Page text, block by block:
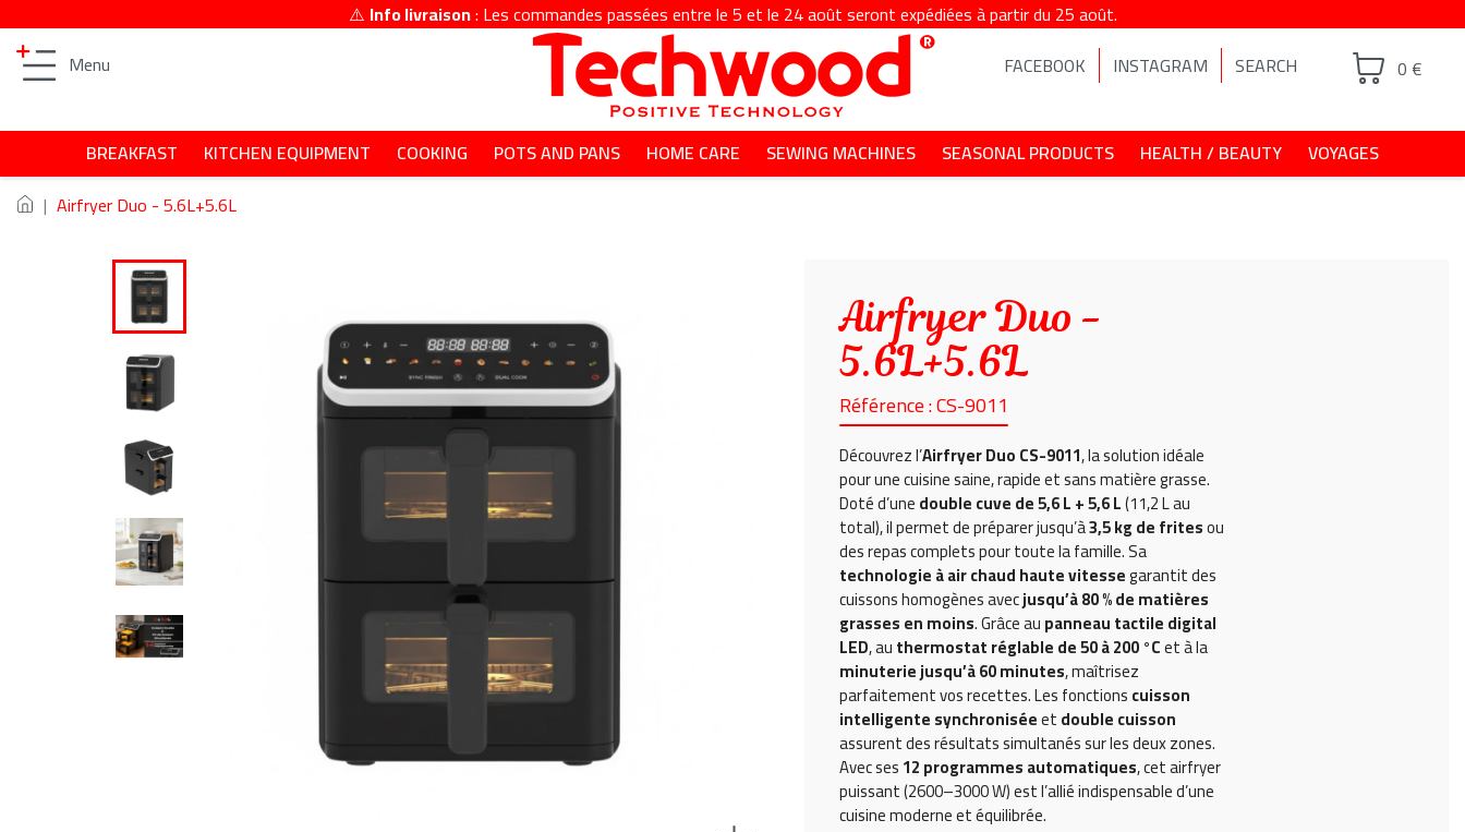
⚠️ Info livraison: Les commandes passées entre le 5 et le 24 août seront expédiées à partir du 25 août.
Menu
FACEBOOK INSTAGRAM SEARCH 0 €
BREAKFAST KITCHEN EQUIPMENT COOKING POTS AND PANS HOME CARE SEWING MACHINES SEASONAL PRODUCTS HEALTH / BEAUTY
VOYAGES
Airfryer Duo - 5.6L+5.6L
Airfryer Duo -
5.6L+5.6L
Référence : CS-9011
Découvrez l’Airfryer Duo CS-9011, la solution idéale
pour une cuisine saine, rapide et sans matière grasse.
Doté d’unedouble cuve de 5,6 L + 5,6 L(11,2 L au
total), il permet de préparer jusqu’à3,5 kg de fritesou
des repas complets pour toute la famille. Sa
technologie à air chaud haute vitessegarantit des
cuissons homogènes avecjusqu’à 80 % de matières
grasses en moins. Grâce aupanneau tactile digital
LED, authermostat réglable de 50 à 200 °Cet à la
minuterie jusqu’à 60 minutes, maîtrisez
parfaitement vos recettes. Les fonctionscuisson
intelligente synchroniséeetdouble cuisson
assurent des résultats simultanés sur les deux zones.
Avec ses12 programmes automatiques, cet airfryer
puissant (2600–3000 W) est l’allié indispensable d’une
cuisine moderne et équilibrée.